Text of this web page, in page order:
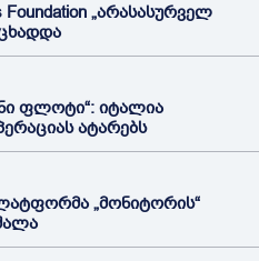
„არასასურველ
ფლოტი“: იტალია
ატარებს
„მონიტორის“